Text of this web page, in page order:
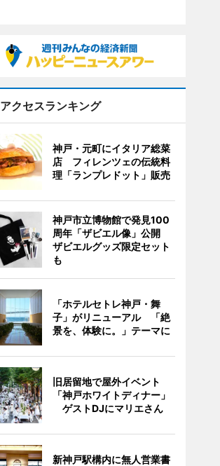
アクセスランキング
神戸・元町にイタリア総菜
店 フィレンツェの伝統料
理「ランプレドット」販売
神戸市立博物館で発見100
周年「ザビエル像」公開
ザビエルグッズ限定セット
も
「ホテルセトレ神戸・舞
子」がリニューアル 「絶
景を、体験に。」テーマに
旧居留地で屋外イベント
「神戸ホワイトディナー」
ゲストDJにマリエさん
新神戸駅構内に無人営業書